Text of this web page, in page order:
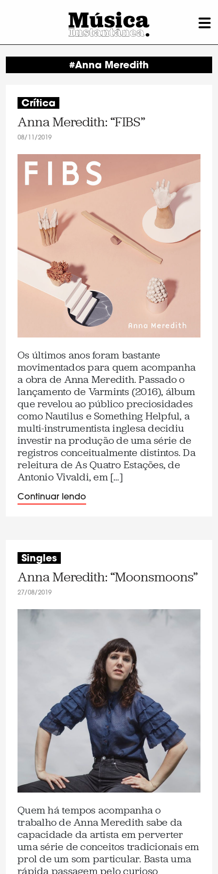
#Anna Meredith
Crítica
Anna Meredith: “FIBS”
08/11/2019
Os últimos anos foram bastante
movimentados para quem acompanha
a obra de Anna Meredith. Passado o
lançamento de Varmints (2016), álbum
que revelou ao público preciosidades
como Nautilus e Something Helpful, a
multi-instrumentista inglesa decidiu
investir na produção de uma série de
registros conceitualmente distintos. Da
releitura de As Quatro Estações, de
Antonio Vivaldi, em […]
Continuar lendo
Singles
Anna Meredith: “Moonsmoons”
27/08/2019
Quem há tempos acompanha o
trabalho de Anna Meredith sabe da
capacidade da artista em perverter
uma série de conceitos tradicionais em
prol de um som particular. Basta uma
rápida passagem pelo curioso